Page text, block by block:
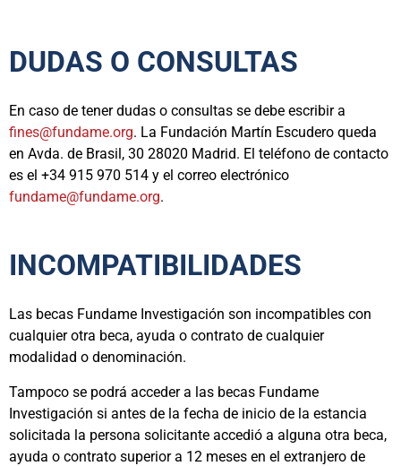
DUDAS O CONSULTAS
En caso de tener dudas o consultas se debe escribir a
fines@fundame.org. La Fundación Martín Escudero queda
en Avda. de Brasil, 30 28020 Madrid. El teléfono de contacto
es el +34 915 970 514 y el correo electrónico
fundame@fundame.org.
INCOMPATIBILIDADES
Las becas Fundame Investigación son incompatibles con
cualquier otra beca, ayuda o contrato de cualquier
modalidad o denominación.
Tampoco se podrá acceder a las becas Fundame
Investigación si antes de la fecha de inicio de la estancia
solicitada la persona solicitante accedió a alguna otra beca,
ayuda o contrato superior a 12 meses en el extranjero de